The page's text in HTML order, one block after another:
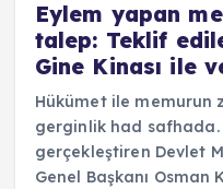
Eylem yapan
talep: Teklif
Gine Kinası ile
Hükümet ile memurun
gerginlik had safhada.
gerçekleştiren Devlet
Genel Başkanı Osman